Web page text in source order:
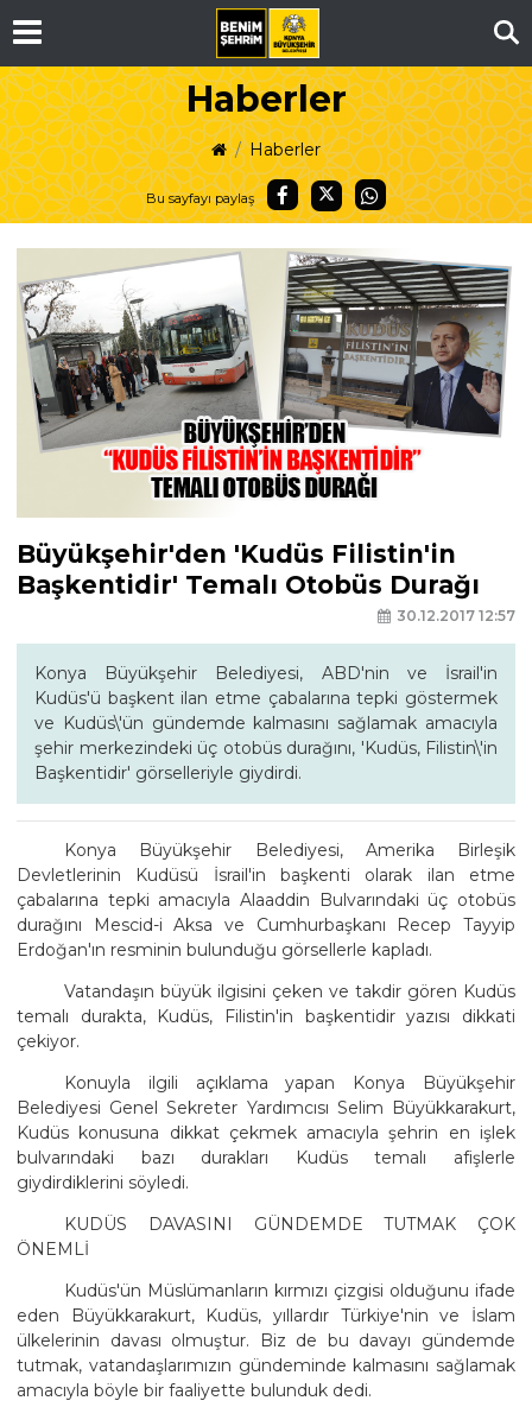
Haberler
Haberler
Bu sayfayı paylaş
Büyükşehir'den 'Kudüs Filistin'in
Başkentidir' Temalı Otobüs Durağı
30.12.2017 12:57
Konya Büyükşehir Belediyesi, ABD'nin ve İsrail'in
Kudüs'ü başkent ilan etme çabalarına tepki göstermek
ve Kudüs\'ün gündemde kalmasını sağlamak amacıyla
şehir merkezindeki üç otobüs durağını, 'Kudüs, Filistin\'in
Başkentidir' görselleriyle giydirdi.
Konya Büyükşehir Belediyesi, Amerika Birleşik
Devletlerinin Kudüsü İsrail'in başkenti olarak ilan etme
çabalarına tepki amacıyla Alaaddin Bulvarındaki üç otobüs
durağını Mescid-i Aksa ve Cumhurbaşkanı Recep Tayyip
Erdoğan'ın resminin bulunduğu görsellerle kapladı.
Vatandaşın büyük ilgisini çeken ve takdir gören Kudüs
temalı durakta, Kudüs, Filistin'in başkentidir yazısı dikkati
çekiyor.
Konuyla ilgili açıklama yapan Konya Büyükşehir
Belediyesi Genel Sekreter Yardımcısı Selim Büyükkarakurt,
Kudüs konusuna dikkat çekmek amacıyla şehrin en işlek
bulvarındaki bazı durakları Kudüs temalı afişlerle
giydirdiklerini söyledi.
KUDÜS DAVASINI GÜNDEMDE TUTMAK ÇOK
ÖNEMLİ
Kudüs'ün Müslümanların kırmızı çizgisi olduğunu ifade
eden Büyükkarakurt, Kudüs, yıllardır Türkiye'nin ve İslam
ülkelerinin davası olmuştur. Biz de bu davayı gündemde
tutmak, vatandaşlarımızın gündeminde kalmasını sağlamak
amacıyla böyle bir faaliyette bulunduk dedi.